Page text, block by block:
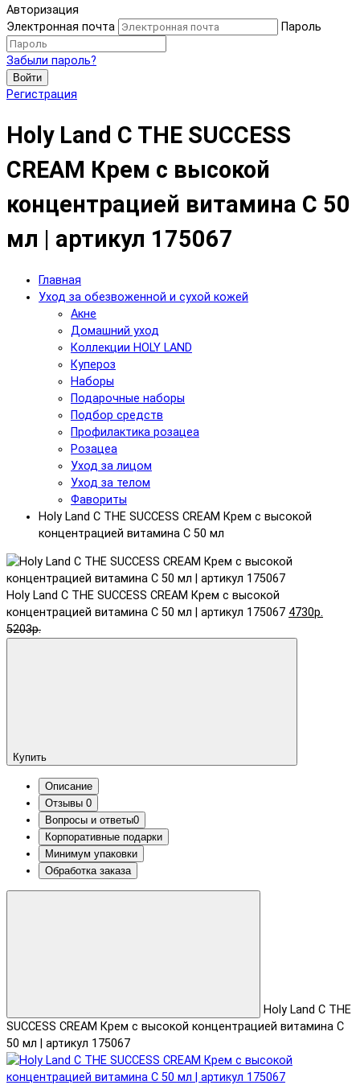
Авторизация
Электронная почта
Пароль
Забыли пароль?
Войти
Регистрация
Holy Land C THE SUCCESS
CREAM Крем с высокой
концентрацией витамина C 50
мл | артикул 175067
Главная
Уход за обезвоженной и сухой кожей
Акне
Домашний уход
Коллекции HOLY LAND
Купероз
Наборы
Подарочные наборы
Подбор средств
Профилактика розацеа
Розацеа
Уход за лицом
Уход за телом
Фавориты
Holy Land C THE SUCCESS CREAM Крем с высокой
концентрацией витамина C 50 мл
Holy Land C THE SUCCESS CREAM Крем с высокой
концентрацией витамина C 50 мл | артикул 175067 4730р.
5203р.
Купить
Описание
Отзывы 0
Вопросы и ответы0
Корпоративные подарки
Минимум упаковки
Обработка заказа
Holy Land C THE
SUCCESS CREAM Крем с высокой концентрацией витамина C
50 мл | артикул 175067